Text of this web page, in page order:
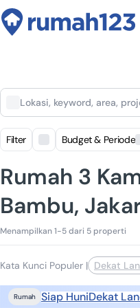
Lokasi, keyword, area,
Filter Budget & Periode
Rumah 3
Bambu,
Menampilkan 1-5 dari 5 properti
Kata Kunci Populer | Dekat
Rumah Siap HuniDekat